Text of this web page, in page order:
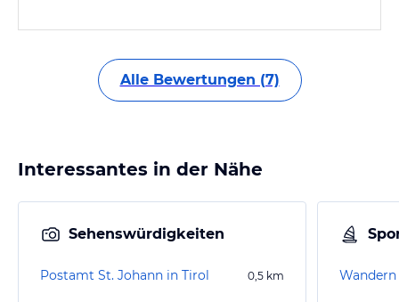
Alle Bewertungen (7)
Interessantes in der Nähe
Sehenswürdigkeiten
Postamt St. Johann in Tirol 0,5 km